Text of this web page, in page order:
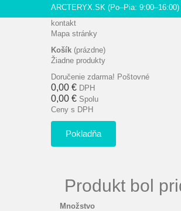
ARCTERYX.SK (Po–Pia: 9:00–16:00)
kontakt
Mapa stránky
Košík (prázdne)
Žiadne produkty
Doručenie zdarma! Poštovné
0,00 € DPH
0,00 € Spolu
Ceny s DPH
Pokladňa
Produkt bol
Množstvo